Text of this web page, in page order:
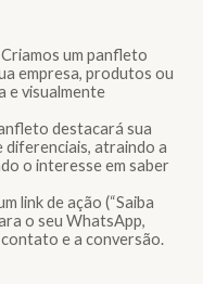
Criamos um panfleto
empresa, produtos ou
e visualmente
destacará sua
diferenciais, atraindo a
o interesse em saber
link de ação (“Saiba
o seu WhatsApp,
e a conversão.